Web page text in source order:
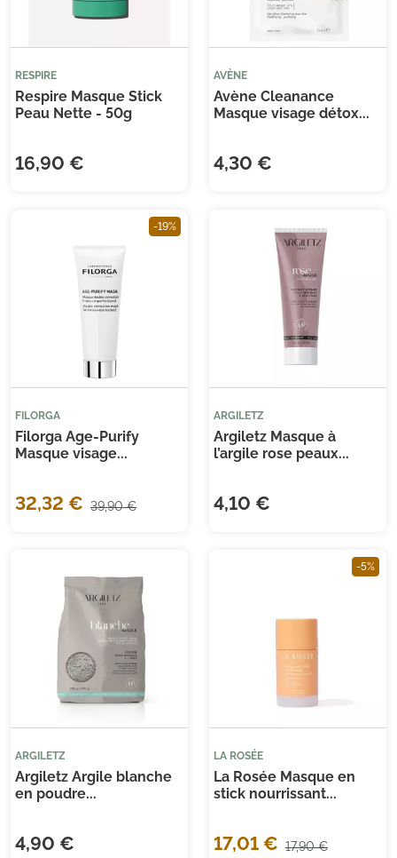
RESPIRE
Respire Masque Stick
Peau Nette - 50g
16,90 €
AVÈNE
Avène Cleanance
Masque visage détox...
4,30 €
-19%
FILORGA
Filorga Age-Purify
Masque visage...
32,32 € 39,90 €
ARGILETZ
Argiletz Masque à
l’argile rose peaux...
4,10 €
ARGILETZ
Argiletz Argile blanche
en poudre...
4,90 €
-5%
LA ROSÉE
La Rosée Masque en
stick nourrissant...
17,01 € 17,90 €